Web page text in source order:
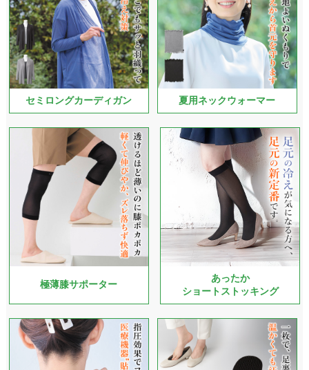
セミロングカーディガン 夏用ネックウォーマー
極薄膝サポーター
あったか
ショートストッキング